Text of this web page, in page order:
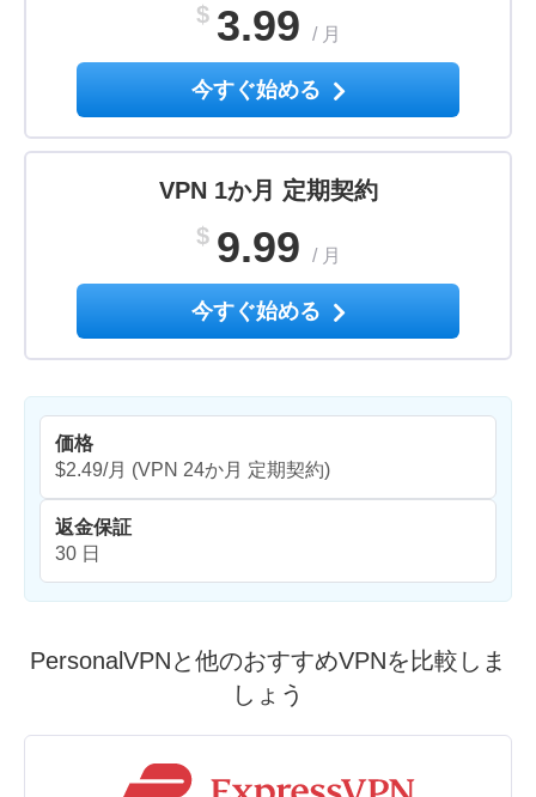
$ 3.99 / 月
今すぐ始める
VPN 1か月 定期契約
$ 9.99 / 月
今すぐ始める
価格
$2.49/月 (VPN 24か月 定期契約)
返金保証
30 日
PersonalVPNと他のおすすめVPNを比較しま
しょう